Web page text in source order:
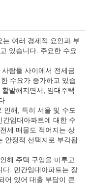
여러 경제적 요인과 부
있습니다. 주요한 수요
람들 사이에서 전세금
수요가 증가하고 있습
발해지면서, 임대주택
인해, 특히 서울 및 수도
임대아파트에 대한 수
세 매물도 적어지는 상
안정적 선택지로 부각됩
해 주택 구입을 미루고
다. 민간임대아파트는 장
어 있어 대출 부담이 큰